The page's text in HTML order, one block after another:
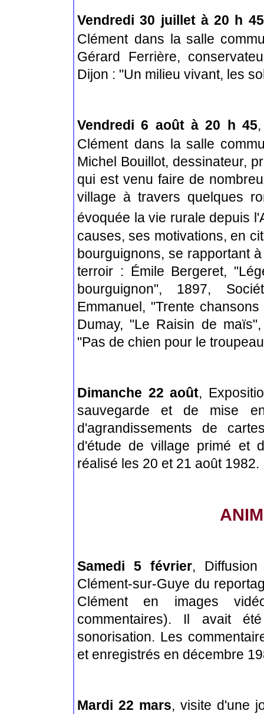
Vendredi 30 juillet à 20 h 45
Clément dans la salle
Gérard Ferrière,
Dijon : "Un milieu vivant, les
Vendredi 6 août à 20 h 45,
Clément dans la salle
Michel Bouillot, dessinateur,
qui est venu faire de
village à travers quelques
évoquée la vie rurale depuis
causes, ses motivations, en
bourguignons, se rapportant
terroir : Émile Bergeret,
bourguignon", 1897,
Emmanuel, "Trente
Dumay, "Le Raisin de
"Pas de chien pour le
Dimanche 22 août,
sauvegarde et de mise
d'agrandissements de
d'étude de village primé et
réalisé les 20 et 21 août 1982.
Samedi 5 février,
Clément-sur-Guye du
Clément en images
commentaires). Il avait
sonorisation. Les
et enregistrés en décembre
Mardi 22 mars, visite d'une